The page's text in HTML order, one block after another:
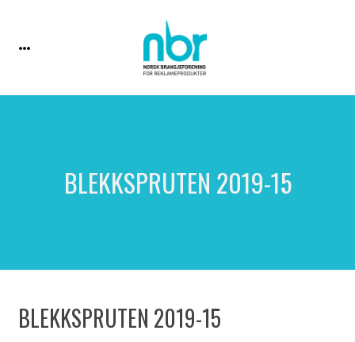
BLEKKSPRUTEN 2019-15
BLEKKSPRUTEN 2019-15